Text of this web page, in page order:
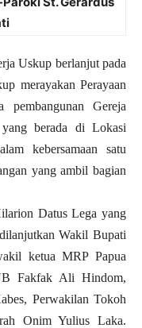
Uskup berlanjut pada
merayakan Perayaan
pembangunan Gereja
berada di Lokasi
kebersamaan satu
yang ambil bagian
Datus Lega yang
Wakil Bupati
ketua MRP Papua
Fakfak Ali Hindom,
Perwakilan Tokoh
Onim Yulius Laka.